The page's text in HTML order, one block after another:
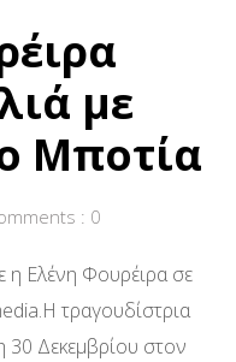
με
Μποτία
: 0
Ελένη Φουρέιρα σε
τραγουδίστρια
30 Δεκεμβρίου στον